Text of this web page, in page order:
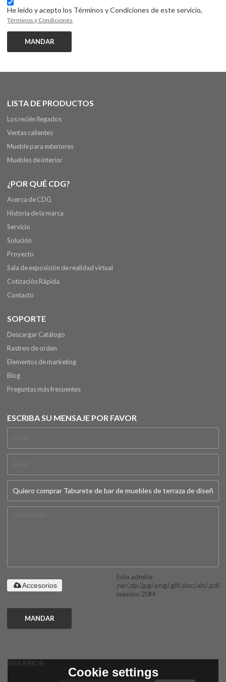
He leido y acepto los Términos y Condiciones de este servicio,
Términos y Condiciones
MANDAR
LISTA DE PRODUCTOS
Los recién llegados
Ventas calientes
Mueble para exteriores
Muebles de interior
¿POR QUÉ CDG?
Acerca de CDG
Historia de la marca
Servicio
Solución
Proyecto
Sala de exposición de realidad virtual
Cotización Rápida
Contacto
SOPORTE
Descargar Catálogo
Rastreo de orden
Elementos de marketing
Blog
Preguntas más frecuentes
ESCRIBA SU MENSAJE POR FAVOR
Solo admite
.rar/.zip/.jpg/.png/.gif/.doc/.xls/.pdf,
máximo 20M
Accesorios
MANDAR
SÍGUENOS:
Cookie settings